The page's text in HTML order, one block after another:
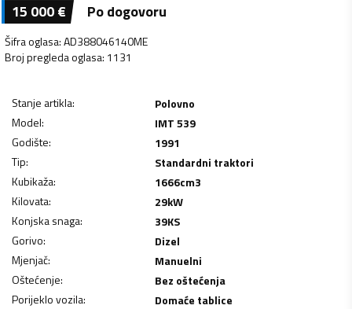
15 000€ Po dogovoru
Šifra oglasa:AD388046140ME
Broj pregleda oglasa: 1131
Stanje artikla:
Polovno
Model:
IMT 539
Godište:
1991
Tip:
Standardni traktori
Kubikaža: 1666cm3
Kilovata: 29kW
Konjska snaga: 39KS
Gorivo:
Dizel
Mjenjač:
Manuelni
Oštećenje:
Bez oštećenja
Porijeklo vozila:
Domaće tablice